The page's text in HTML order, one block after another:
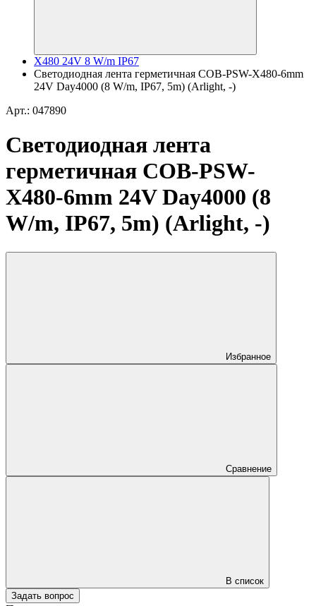
X480 24V 8 W/m IP67
Светодиодная лента герметичная COB-PSW-X480-6mm
24V Day4000 (8 W/m, IP67, 5m) (Arlight, -)
Арт.: 047890
Светодиодная лента
герметичная COB-PSW-
X480-6mm 24V Day4000 (8
W/m, IP67, 5m) (Arlight, -)
Избранное
Сравнение
В список
Задать вопрос